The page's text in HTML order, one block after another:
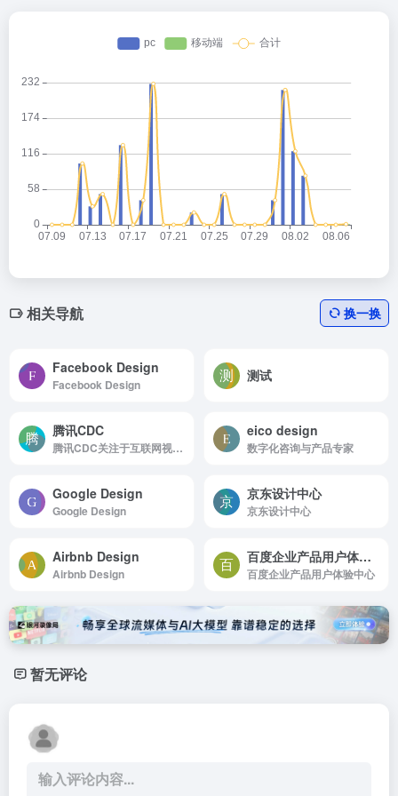
相关导航 换一换
Facebook Design
Facebook Design
测试
腾讯CDC
腾讯CDC关注于互联网视觉设计、交互设计、用户研究、前端开发。
eico design
数字化咨询与产品专家
Google Design
Google Design
京东设计中心
京东设计中心
Airbnb Design
Airbnb Design
百度企业产品用户体验中心
百度企业产品用户体验中心
暂无评论